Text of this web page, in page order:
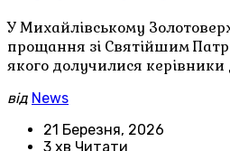
У Михайлівському
прощання зі Святійшим
якого долучилися
від News
21 Березня, 2026
3 хв Читати